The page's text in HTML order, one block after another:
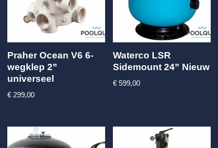
Praher Ocean V6 6-
wegklep 2”
universeel
€ 299,00
Waterco LSR
Sidemount 24” Nieuw
€ 599,00